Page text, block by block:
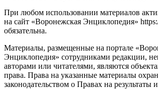
При любом использовании материалов
на сайт «Воронежская Энциклопедия»
обязательна.
Материалы, размещенные на портале
Энциклопедия» сотрудниками редакции,
авторами или читателями, являются
права. Права на указанные материалы
законодательством о Правах на результаты